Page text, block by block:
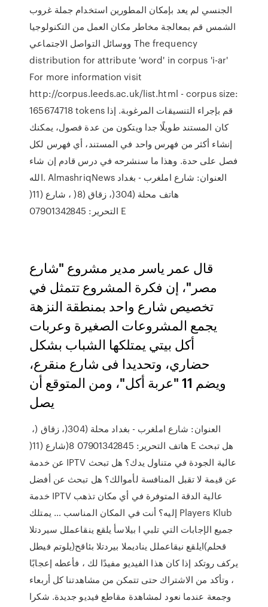
الجنسي لم يعد بإمكان المطورين استخدام جملة غروب
الشمس قم بمعالجة مخاطر مكان العمل من التكنولوجيا
ووسائل التواصل الاجتماعي The frequency
distribution for attribute 'word' in corpus 'i-ar'
For more information visit
http://corpus.leeds.ac.uk/list.html - corpus size:
165674718 tokens قم بإجراء التنسيقات المرغوبة. إذا
كان المستند طويلًا جدا ويتكون من عدة فصول، يمكنك
إنشاء أكثر من فهرس واحد في المستند، أي فهرس لكل
فصل على حدة. وهذا ما سنشرحه في درس قادم إن شاء
الله. AlmashriqNews ‫العنوان‪ :‬شارع املغرب ‪ -‬بغداد‬
‫محلة (‪ ،)304‬زقاق (‪ ، )8‬شارع (‪)11‬‬ ‫هاتف
التحرير‪07901342845 :‬‬ ‫‪E
قال عمر ياسر مدير مشروع "شارع
مصر"، إن فكرة المشروع تتمثل في
تخصيص شارع واحد بمنطقة النزهة
يجمع المشروعات الصغيرة وعربات
أكل بيتي يمتلكها الشباب بشكل
حضاري، وتحديدا فى شارع منقرع،
ويضم 11 "عربة أكل"، ومن المتوقع أن
يصل
‫العنوان‪ :‬شارع املغرب ‪ -‬بغداد‬ ‫محلة (‪ ،)304‬زقاق (‪ ،
)8‬شارع (‪)11‬‬ ‫هاتف التحرير‪07901342845 :‬‬ ‫‪E هل تبحث
عن خدمة IPTV عالية الجودة في متناول يدك؟ هل تبحث
عن قيمة لا تقبل المنافسة لأموالك؟ هل تبحث عن أفضل
خدمة IPTV عالية الدقة المتوفرة في أي مكان تذهب
إليه؟ أنت في المكان المناسب … يمتلك Players Klub
جميع الإجابات التي تلبي ا بيلاسأ يلقع ينقاعملل سيردتلا
قحلم)ايلقع نيقاعملل يناديملا بيردتلا بئاقح(يلوتم فيطل
يركف روتكد إذا كان هذا الفيديو مفيدًا لك ، فأعطه إعجابًا
، وتأكد من الاشتراك حتى تتمكن من مشاهدتنا كل أربعاء
وجمعة عندما نعود لمشاهدة مقاطع فيديو جديدة. شكرا